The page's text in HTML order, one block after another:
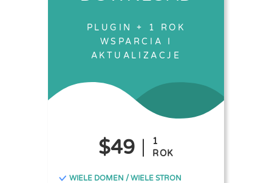
PLUGIN + 1 ROK
WSPARCIA I
AKTUALIZACJE
$49
1
ROK
WIELE DOMEN / WIELE STRON